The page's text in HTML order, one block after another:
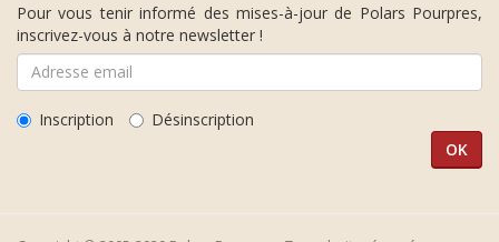
Pour vous tenir informé des mises-à-jour de Polars Pourpres,
inscrivez-vous à notre newsletter !
Inscription Désinscription